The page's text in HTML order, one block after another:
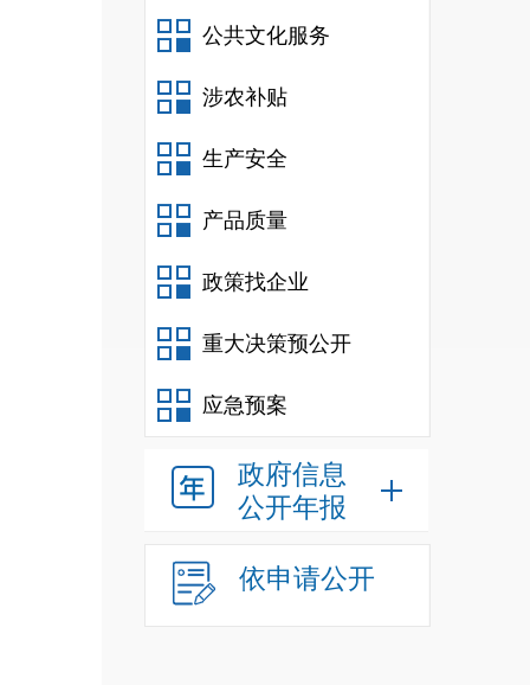
公共文化服务
涉农补贴
生产安全
产品质量
政策找企业
重大决策预公开
应急预案
政府信息
公开年报
依申请公开